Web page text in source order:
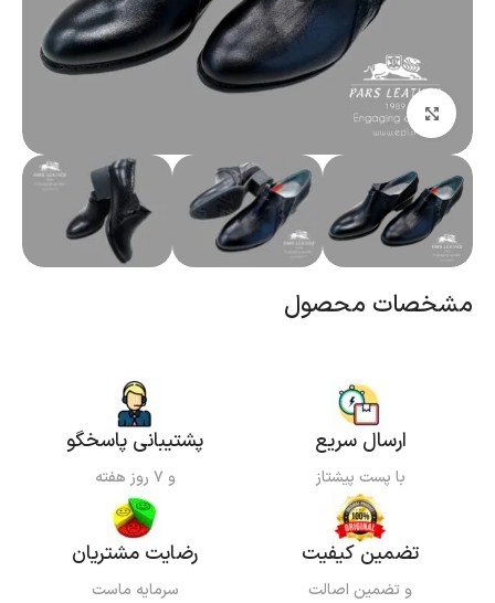
بزرگنمایی تصویر
مشخصات محصول
ارسال سریع
با پست پیشتاز
پشتیبانی پاسخگو
و ۷ روز هفته
تضمین کیفیت
و تضمین اصالت
رضایت مشتریان
سرمایه ماست